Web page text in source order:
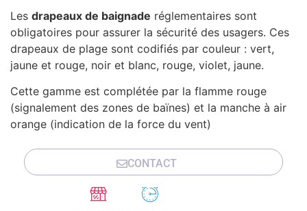
Les drapeaux de baignade réglementaires sont
obligatoires pour assurer la sécurité des usagers. Ces
drapeaux de plage sont codifiés par couleur : vert,
jaune et rouge, noir et blanc, rouge, violet, jaune.
Cette gamme est complétée par la flamme rouge
(signalement des zones de baïnes) et la manche à air
orange (indication de la force du vent)
CONTACT